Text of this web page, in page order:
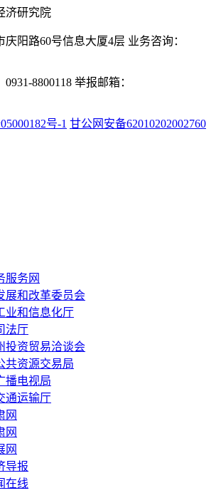
济研究院
阳路60号信息大厦4层 业务咨询：
8800118 举报邮箱：
号-1 甘公网安备62010202002760
服务网
展和改革委员会
业和信息化厅
法厅
投资贸易洽谈会
共资源交易局
播电视局
通运输厅
网
网
网
导报
在线